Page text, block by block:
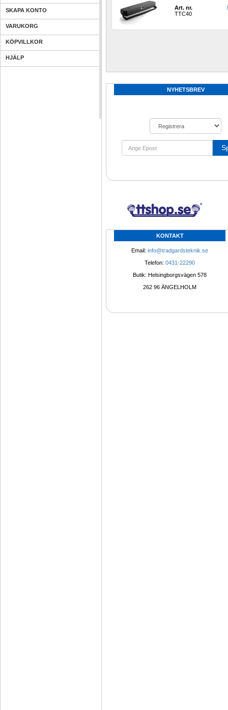
SKAPA KONTO
VARUKORG
KÖPVILLKOR
HJÄLP
Art. nr.
TTC40
NYHETSBREV
KONTAKT
Email: info@tradgardsteknik.se
Telefon: 0431-22290
Butik: Helsingborgsvägen 578
262 96 ÄNGELHOLM